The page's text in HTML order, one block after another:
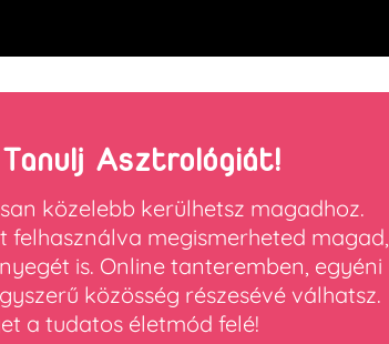
Tanulj Asztrológiát!
közelebb kerülhetsz magadhoz.
felhasználva megismerheted magad,
is. Online tanteremben, egyéni
közösség részesévé válhatsz.
a tudatos életmód felé!